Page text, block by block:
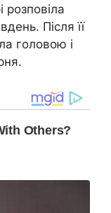
розповіла
Після її
головою і